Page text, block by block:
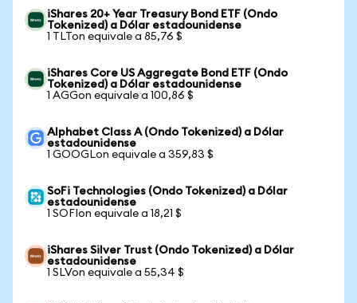
iShares 20+ Year Treasury Bond ETF (Ondo
Tokenized) a Dólar estadounidense
1 TLTon equivale a 85,76 $
iShares Core US Aggregate Bond ETF (Ondo
Tokenized) a Dólar estadounidense
1 AGGon equivale a 100,86 $
Alphabet Class A (Ondo Tokenized) a Dólar
estadounidense
1 GOOGLon equivale a 359,83 $
SoFi Technologies (Ondo Tokenized) a Dólar
estadounidense
1 SOFIon equivale a 18,21 $
iShares Silver Trust (Ondo Tokenized) a Dólar
estadounidense
1 SLVon equivale a 55,34 $